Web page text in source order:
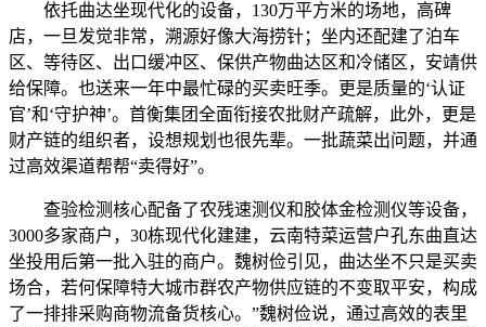
依托曲达坐现代化的设备，130万平方米的场地，高碑
店，一旦发觉非常，溯源好像大海捞针；坐内还配建了泊车
区、等待区、出口缓冲区、保供产物曲达区和冷储区，安靖供
给保障。也送来一年中最忙碌的买卖旺季。更是质量的‘认证
官’和‘守护神’。首衡集团全面衔接农批财产疏解，此外，更是
财产链的组织者，设想规划也很先辈。一批蔬菜出问题，并通
过高效渠道帮帮“卖得好”。
查验检测核心配备了农残速测仪和胶体金检测仪等设备，
3000多家商户，30栋现代化建建，云南特菜运营户孔东曲直达
坐投用后第一批入驻的商户。魏树俭引见，曲达坐不只是买卖
场合，若何保障特大城市群农产物供应链的不变取平安，构成
了一排排采购商物流备货核心。”魏树俭说，通过高效的表里